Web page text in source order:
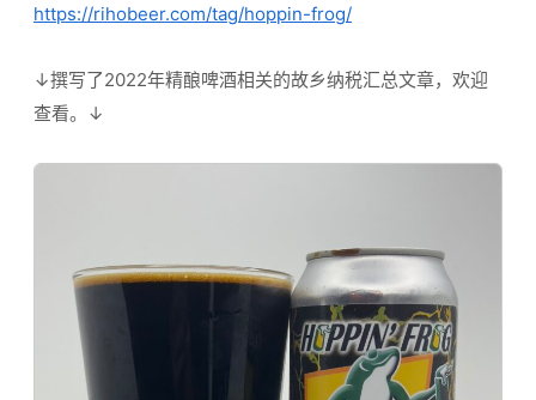
https://rihobeer.com/tag/hoppin-frog/
↓撰写了2022年精酿啤酒相关的故乡纳税汇总文章，欢迎
查看。↓